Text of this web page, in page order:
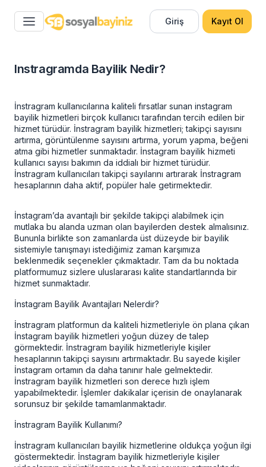
Giriş Kayıt Ol
Instragramda Bayilik Nedir?
İnstragram kullanıcılarına kaliteli fırsatlar sunan instagram
bayilik hizmetleri birçok kullanıcı tarafından tercih edilen bir
hizmet türüdür. İnstragram bayilik hizmetleri; takipçi sayısını
artırma, görüntülenme sayısını artırma, yorum yapma, beğeni
atma gibi hizmetler sunmaktadır. İnstagram bayilik hizmeti
kullanıcı sayısı bakımın da iddialı bir hizmet türüdür.
İnstragram kullanıcıları takipçi sayılarını artırarak İnstragram
hesaplarının daha aktif, popüler hale getirmektedir.
İnstagram’da avantajlı bir şekilde takipçi alabilmek için
mutlaka bu alanda uzman olan bayilerden destek almalısınız.
Bununla birlikte son zamanlarda üst düzeyde bir bayilik
sistemiyle tanışmayı istediğimiz zaman karşımıza
beklenmedik seçenekler çıkmaktadır. Tam da bu noktada
platformumuz sizlere uluslararası kalite standartlarında bir
hizmet sunmaktadır.
İnstagram Bayilik Avantajları Nelerdir?
İnstragram platformun da kaliteli hizmetleriyle ön plana çıkan
İnstagram bayilik hizmetleri yoğun düzey de talep
görmektedir. İnstragram bayilik hizmetleriyle kişiler
hesaplarının takipçi sayısını artırmaktadır. Bu sayede kişiler
İnstagram ortamın da daha tanınır hale gelmektedir.
İnstragram bayilik hizmetleri son derece hızlı işlem
yapabilmektedir. İşlemler dakikalar içerisin de onaylanarak
sorunsuz bir şekilde tamamlanmaktadır.
İnstragram Bayilik Kullanımı?
İnstragram kullanıcıları bayilik hizmetlerine oldukça yoğun ilgi
göstermektedir. İnstagram bayilik hizmetleriyle kişiler